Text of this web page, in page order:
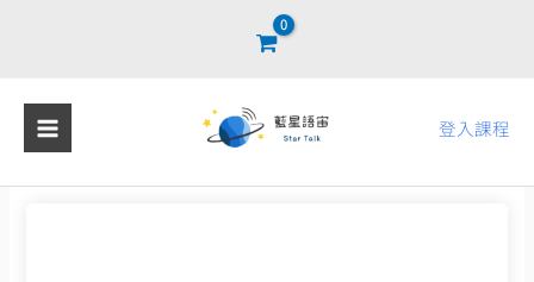
登入課程